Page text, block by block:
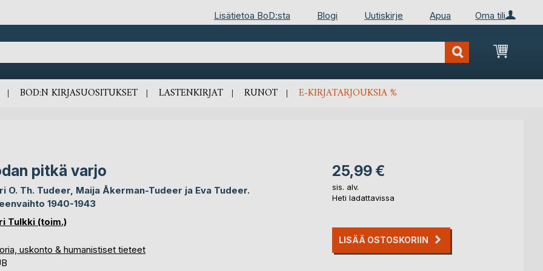
Oma tili
Lisätietoa BoD:sta Blogi Uutiskirje Apua
BOD:N KIRJASUOSITUKSET LASTENKIRJAT RUNOT E-KIRJATARJOUKSIA %
pitkä varjo
O. Th. Tudeer, Maija Åkerman-Tudeer ja Eva Tudeer.
1940-1943
Tulkki (toim.)
uskonto & humanistiset tieteet
25,99 €
sis. alv.
Heti ladattavissa
LISÄÄ OSTOSKORIIN